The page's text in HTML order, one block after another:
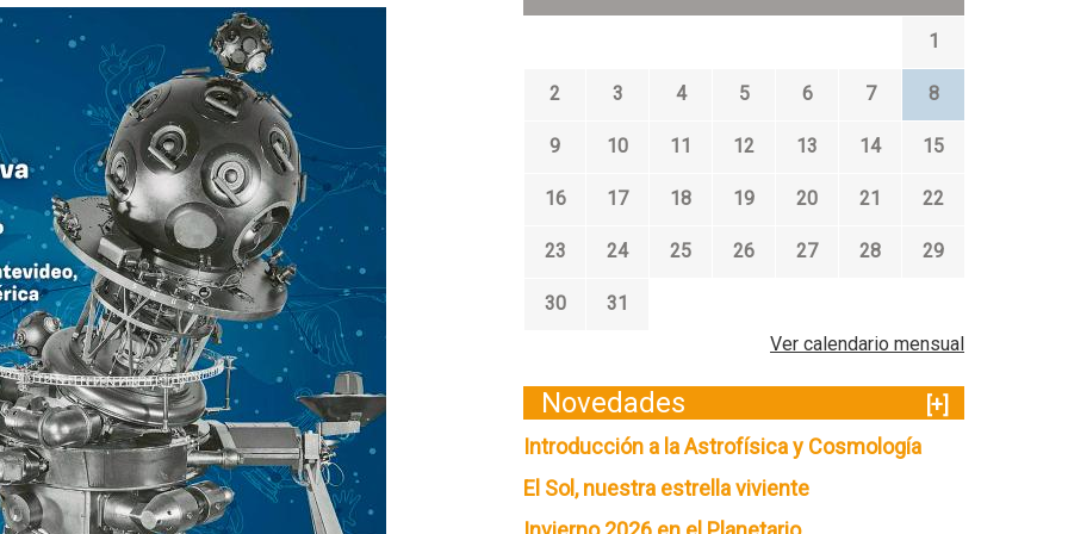
1
2 3 4 5 6 7 8
9 10 11 12 13 14 15
16 17 18 19 20 21 22
23 24 25 26 27 28 29
30
31
Ver calendario mensual
Novedades
[+]
Introducción a la Astrofísica y Cosmología
El Sol, nuestra estrella viviente